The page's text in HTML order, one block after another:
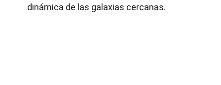
dinámica de las galaxias cercanas.